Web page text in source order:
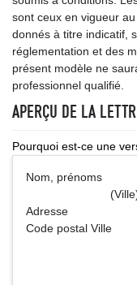
sont ceux en vigueur
donnés à titre indicatif,
réglementation et des
présent modèle ne
professionnel qualifié.
APERÇU DE LA
Pourquoi est-ce une
(Ville), le
Adresse
Code postal Ville